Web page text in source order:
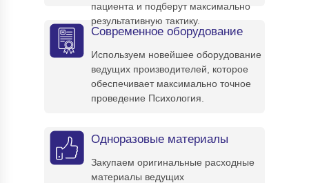
Одноразовые материалы
Закупаем оригинальные расходные
материалы ведущих
Современное оборудование
Используем новейшее оборудование
ведущих производителей, которое
обеспечивает максимально точное
проведение Психология.
пациента и подберут максимально
результативную тактику.